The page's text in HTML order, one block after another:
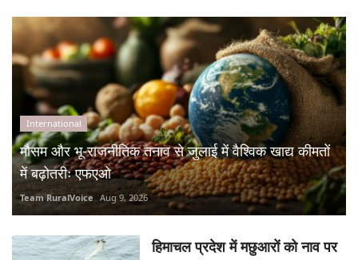
International
मौसम और भू-राजनीतिक तनाव से जुलाई में वैश्विक खाद्य कीमतों
में बढ़ोतरीः एफएओ
Team RuralVoice Aug 9, 2026
हिमाचल प्रदेश में मछुआरों को नाव पर